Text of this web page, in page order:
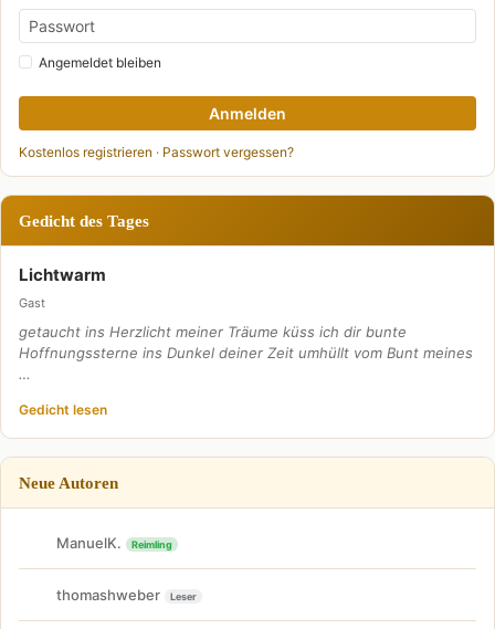
Angemeldet bleiben
Anmelden
Kostenlos registrieren · Passwort vergessen?
Gedicht des Tages
Lichtwarm
Gast
getaucht ins Herzlicht meiner Träume küss ich dir bunte
Hoffnungssterne ins Dunkel deiner Zeit umhüllt vom Bunt meines
…
Gedicht lesen
Neue Autoren
ManuelK. Reimling
thomashweber Leser